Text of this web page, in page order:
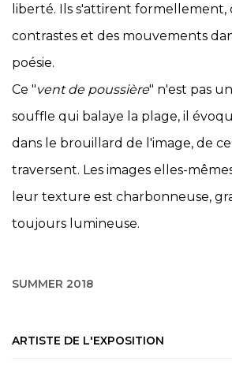
liberté. Ils s'attirent formellement,
contrastes et des mouvements
poésie.
Ce "vent de poussière" n'est pas
souffle qui balaye la plage, il
dans le brouillard de l'image, de
traversent. Les images elles-
leur texture est charbonneuse,
toujours lumineuse.
SUMMER 2018
ARTISTE DE L'EXPOSITION